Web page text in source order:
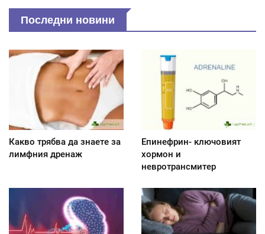
Последни новини
Какво трябва да знаете за
лимфния дренаж
Епинефрин- ключовият
хормон и
невротрансмитер